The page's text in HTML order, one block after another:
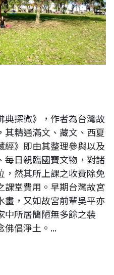
典探微》，作者為台灣故
其精通滿文、藏文、西夏
經》即由其整理參與以及
每日親臨國寶文物，對諸
，然其所上課之收費除免
課堂費用。早期台灣故宮
畫，又如故宮前輩吳平亦
中所居簡陋無多餘之裝
佛倡淨土。...